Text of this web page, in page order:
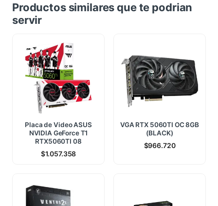
Productos similares que te podrian
servir
Placa de Video ASUS
NVIDIA GeForce T1
RTX5060TI 08
$1.057.358
VGA RTX 5060TI OC 8GB
(BLACK)
$966.720